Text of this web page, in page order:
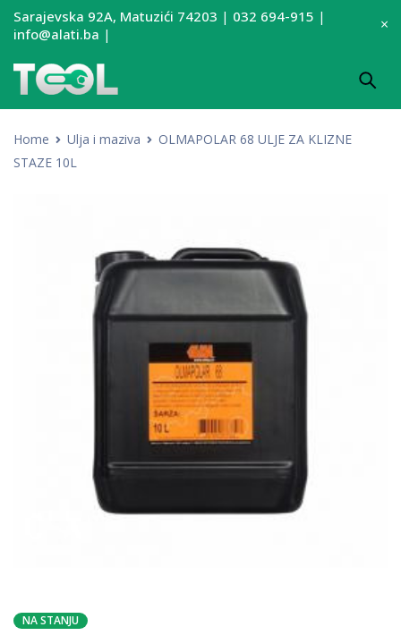
Sarajevska 92A, Matuzići 74203 | 032 694-915 |
info@alati.ba |
Home Ulja i maziva
OLMAPOLAR 68 ULJE ZA KLIZNE
STAZE 10L
NA STANJU